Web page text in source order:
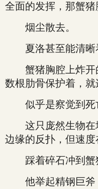
全面的发挥，那蟹猪
烟尘散去。
夏洛甚至能清晰
蟹猪胸腔上炸开
数根肋骨保护着，就
似乎是察觉到死
这只庞然生物在
边缘的反扑，但速度
踩着碎石冲到蟹
他举起精钢巨斧